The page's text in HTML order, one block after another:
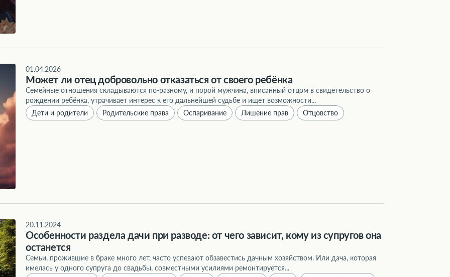
01.04.2026
Может ли отец добровольно отказаться от своего ребёнка
Семейные отношения складываются по-разному, и порой мужчина, вписанный отцом в свидетельство о
рождении ребёнка, утрачивает интерес к его дальнейшей судьбе и ищет возможности...
Дети и родители
Родительские права Оспаривание Лишение прав Отцовство
20.11.2024
Особенности раздела дачи при разводе: от чего зависит, кому из супругов она
останется
Семьи, прожившие в браке много лет, часто успевают обзавестись дачным хозяйством. Или дача, которая
имелась у одного супруга до свадьбы, совместными усилиями ремонтируется...